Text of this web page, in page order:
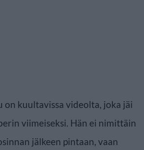
on kuultavissa videolta, joka jäi
viimeiseksi. Hän ei nimittäin
jälkeen pintaan, vaan